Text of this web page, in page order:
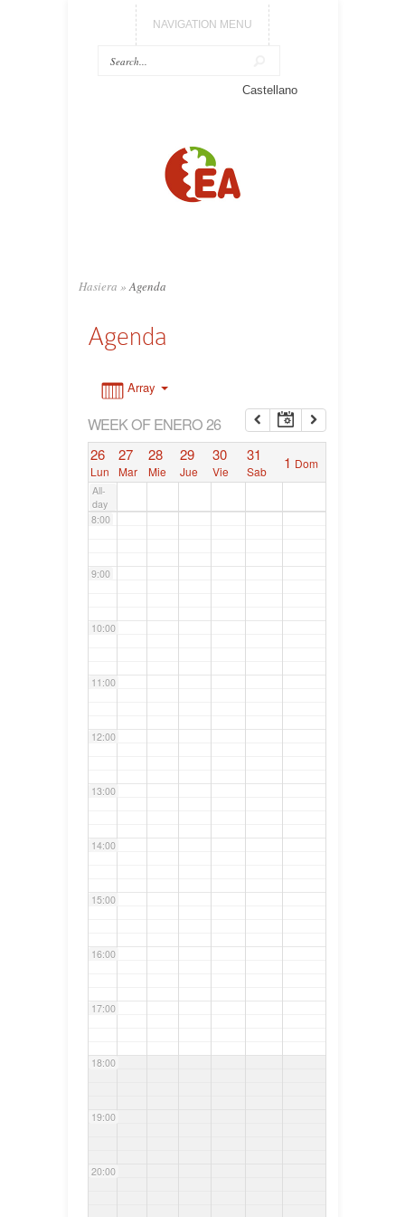
NAVIGATION MENU
Castellano
Hasiera » Agenda
Agenda
Array
WEEK OF ENERO 26
26
Lun
27
Mar
28
Mie
29
Jue
30
Vie
31
Sab 1 Dom
All-
day
7:00
8:00
9:00
10:00
11:00
12:00
13:00
14:00
15:00
16:00
17:00
18:00
19:00
20:00